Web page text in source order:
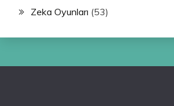
Zeka Oyunları (53)